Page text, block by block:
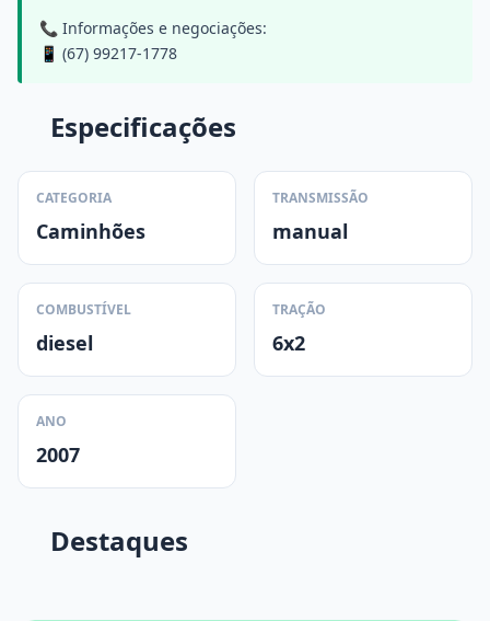
📞 Informações e negociações:
📱 (67) 99217-1778
Especificações
CATEGORIA
Caminhões
TRANSMISSÃO
manual
COMBUSTÍVEL
diesel
TRAÇÃO
6x2
ANO
2007
Destaques